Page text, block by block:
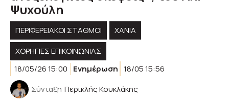
Ψυχούλη
ΠΕΡΙΦΕΡΕΙΑΚΟΊ ΣΤΑΘΜΟΊ
ΧΑΝΙΑ
ΧΟΡΗΓΙΕΣ ΕΠΙΚΟΙΝΩΝΙΑΣ
18/05/26 15:00
Ενημέρωση 18/05 15:56
Σύνταξη Περικλής Κουκλάκης